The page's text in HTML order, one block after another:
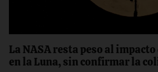
La NASA resta peso al impacto
en la Luna, sin confirmar la